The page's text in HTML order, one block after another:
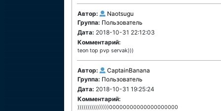
Автор:
Naotsugu
Группа: Пользователь
Дата: 2018-10-31 22:12:03
Комментарий:
teon top pvp servak)))
Автор:
CaptainBanana
Группа: Пользователь
Дата: 2018-10-31 19:25:24
Комментарий:
))))))))))))))))00000000000000000000